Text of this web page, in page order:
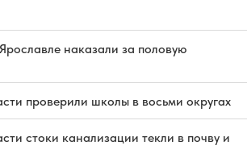
наказали за половую
проверили школы в восьми округах
стоки канализации текли в почву и